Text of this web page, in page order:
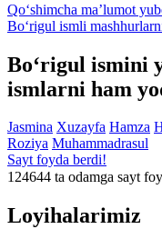
Qo‘shimcha ma’lumot
Bo‘rigul ismli
Bo‘rigul ismini
ismlarni ham
Jasmina Xuzayfa Hamza
Roziya Muhammadrasul
Sayt foyda berdi!
124644 ta odamga sayt
Loyihalarimiz